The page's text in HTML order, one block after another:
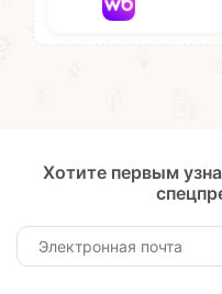
Хотите первым